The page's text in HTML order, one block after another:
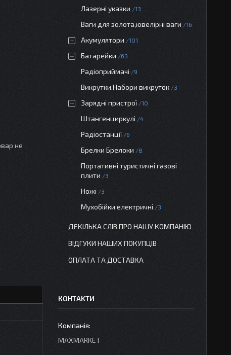
не
Лазерні указки 13
Ваги для золота,ювелірні ваги 16
Акумулятори 101
Батарейки 63
Радіоприймачі 9
Викрутки.Набори викруток 3
Зарядні пристрої 10
Штангенциркулі 4
Радіостанції 6
Брелки Брелоки 8
Портативні туристичні газові
плити
3
Ножі 3
Мухобійки електричні 3
ДЕКІЛЬКА СЛІВ ПРО НАШУ КОМПАНІЮ
ВІДГУКИ НАШИХ ПОКУПЦІВ
ОПЛАТА ТА ДОСТАВКА
КОНТАКТИ
MAXMARKET